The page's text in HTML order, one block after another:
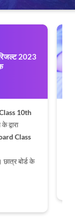
12 मॉक टेस्ट
सैंपल पेपर
Mock Test
में जुटे स्टूडेंट्स
Mock Test)